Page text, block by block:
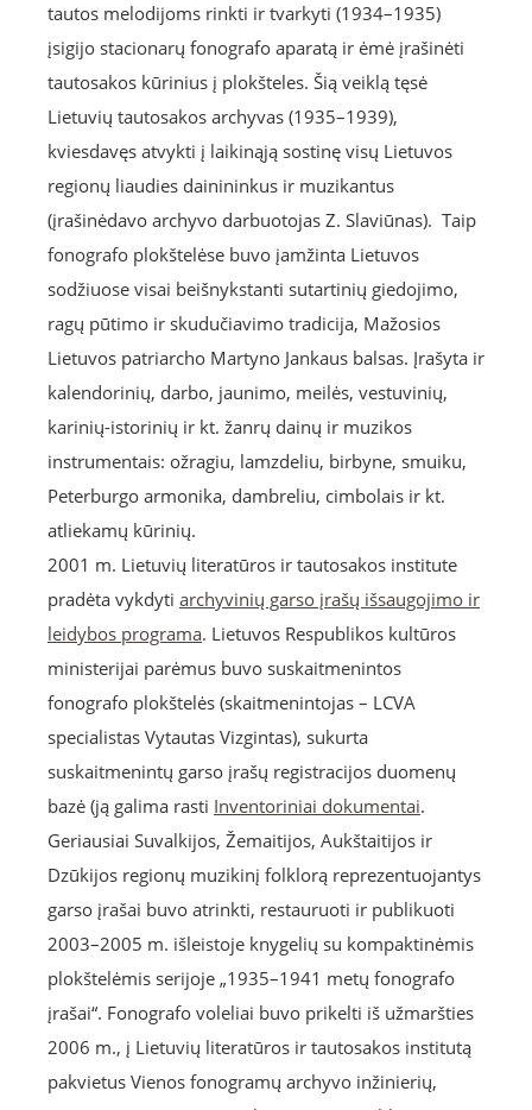
tautos melodijoms rinkti ir tvarkyti (1934–1935)
įsigijo stacionarų fonografo aparatą ir ėmė įrašinėti
tautosakos kūrinius į plokšteles. Šią veiklą tęsė
Lietuvių tautosakos archyvas (1935–1939),
kviesdavęs atvykti į laikinąją sostinę visų Lietuvos
regionų liaudies dainininkus ir muzikantus
(įrašinėdavo archyvo darbuotojas Z. Slaviūnas). Taip
fonografo plokštelėse buvo įamžinta Lietuvos
sodžiuose visai beišnykstanti sutartinių giedojimo,
ragų pūtimo ir skudučiavimo tradicija, Mažosios
Lietuvos patriarcho Martyno Jankaus balsas. Įrašyta ir
kalendorinių, darbo, jaunimo, meilės, vestuvinių,
karinių-istorinių ir kt. žanrų dainų ir muzikos
instrumentais: ožragiu, lamzdeliu, birbyne, smuiku,
Peterburgo armonika, dambreliu, cimbolais ir kt.
atliekamų kūrinių.
2001 m. Lietuvių literatūros ir tautosakos institute
pradėta vykdyti archyvinių garso įrašų išsaugojimo ir
leidybos programa. Lietuvos Respublikos kultūros
ministerijai parėmus buvo suskaitmenintos
fonografo plokštelės (skaitmenintojas – LCVA
specialistas Vytautas Vizgintas), sukurta
suskaitmenintų garso įrašų registracijos duomenų
bazė (ją galima rasti Inventoriniai dokumentai.
Geriausiai Suvalkijos, Žemaitijos, Aukštaitijos ir
Dzūkijos regionų muzikinį folklorą reprezentuojantys
garso įrašai buvo atrinkti, restauruoti ir publikuoti
2003–2005 m. išleistoje knygelių su kompaktinėmis
plokštelėmis serijoje „1935–1941 metų fonografo
įrašai“. Fonografo voleliai buvo prikelti iš užmaršties
2006 m., į Lietuvių literatūros ir tautosakos institutą
pakvietus Vienos fonogramų archyvo inžinierių,